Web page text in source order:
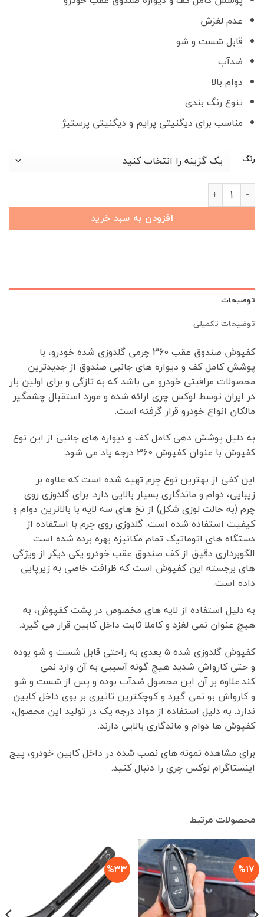
عدم لغزش
قابل شست و شو
ضدآب
دوام بالا
تنوع رنگ بندی
مناسب برای دیگنیتی پرایم و دیگنیتی پرستیژ
رنگ
کفپوش چرمی صندوق عقب 360 دیگنیتی عدد
افزودن به سبد خرید
توضیحات
توضیحات تکمیلی
کفپوش صندوق عقب 360 چرمی گلدوزی شده خودرو، با
پوشش کامل کف و دیواره های جانبی صندوق از جدیدترین
محصولات مراقبتی خودرو می باشد که به تازگی و برای اولین بار
در ایران توسط لوکس چری ارائه شده و مورد استقبال چشمگیر
مالکان انواع خودرو قرار گرفته است.
به دلیل پوشش دهی کامل کف و دیواره های جانبی از این نوع
کفپوش با عنوان کفپوش 360 درجه یاد می شود.
این کفی از بهترین نوع چرم تهیه شده است که علاوه بر
زیبایی، دوام و ماندگاری بسیار بالایی دارد. برای گلدوزی روی
چرم (به حالت لوزی شکل) از نخ های سه لایه با بالاترین دوام و
کیفیت استفاده شده است. گلدوزی روی چرم با استفاده از
دستگاه های اتوماتیک تمام مکانیزه بهره برده شده است.
الگوبرداری دقیق از کف صندوق عقب خودرو یکی دیگر از ویژگی
های برجسته این کفپوش است که ظرافت خاصی به زیرپایی
داده است.
به دلیل استفاده از لایه های مخصوص در پشت کفپوش، به
هیچ عنوان نمی لغزد و کاملا ثابت داخل کابین قرار می گیرد.
کفپوش گلدوزی شده ۵ بعدی به راحتی قابل شست و شو بوده
و حتی کارواش شدید هیچ گونه آسیبی به آن وارد نمی
کند.علاوه بر آن این محصول ضدآب بوده و پس از شست و شو
و کارواش بو نمی گیرد و کوچکترین تاثیری بر بوی داخل کابین
ندارد. به دلیل استفاده از مواد درجه یک در تولید این محصول،
کفپوش ها دوام و ماندگاری بالایی دارند.
برای مشاهده نمونه های نصب شده در داخل کابین خودرو، پیج
اینستاگرام لوکس چری را دنبال کنید.
محصولات مرتبط
%17
%33